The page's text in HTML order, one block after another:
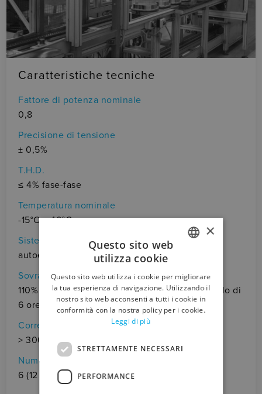
Caratteristiche tecniche
Fattore di potenza nominale
0,8
Precisione di tensione
± 0,5%
T.H.D.
≤ 4% fase-fase
Temperatura nominale
-15°C ÷ 40°C
Sistema di eccitazione
autoeccitato
Sovraccarico
110% della potenza nominale per 1 ora in un ciclo di
6 ore
Corrente di cortocircuito
> 300% In
Numero di fili
6 (12 su richiesta)
ENGLISH
×
Questo sito web
utilizza cookie
Questo sito web utilizza i cookie per migliorare
la tua esperienza di navigazione. Utilizzando il
nostro sito web acconsenti a tutti i cookie in
conformità con la nostra policy per i cookie.
Leggi di più
STRETTAMENTE NECESSARI
PERFORMANCE